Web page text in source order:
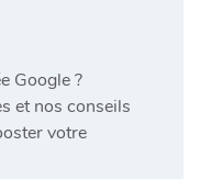
Google ?
et nos conseils
votre